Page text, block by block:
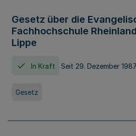
Gesetz über die
Fachhochschule
Lippe
In Kraft Seit 29. Dezember 1987
Gesetz